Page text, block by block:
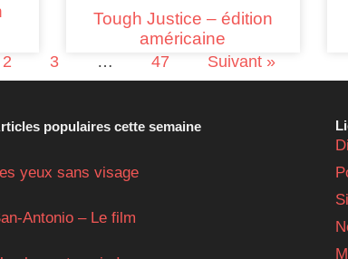
Tough Justice – édition
américaine
2 3 … 47 Suivant »
populaires cette semaine
yeux sans visage
Antonio – Le film